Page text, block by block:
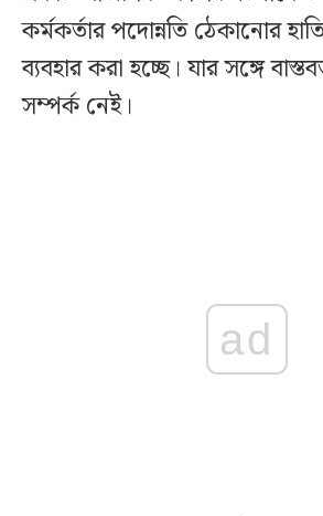
কর্মকর্তার পদোন্নতি ঠেকানোর
ব্যবহার করা হচ্ছে। যার সঙ্গে
সম্পর্ক নেই।
ad